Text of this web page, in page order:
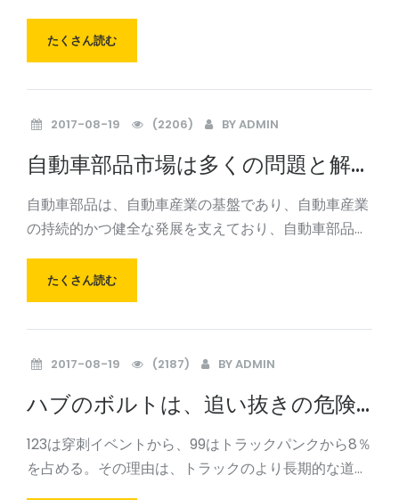
類の市場のために、私はどのように選択するかわから
ない多くの消費者。市場で偽造、自動車部品都市は今
日倹約され
たくさん読む
2017-08-19 (2206) BYADMIN
自動車部品市場は多くの問題と解決
策があります
自動車部品は、自動車産業の基盤であり、自動車産業
の持続的かつ健全な発展を支えており、自動車部品の
し、中国の現在の自動車部品市場はまだ多くの問題が
あり、これらの問題の存在は中国の自動車部品市場の
整然とした発
たくさん読む
2017-08-19 (2187) BYADMIN
ハブのボルトは、追い抜きの危険
から簡単に小さなロゴを差し込み
ます
123は穿刺イベントから、99はトラックパンクから8％
を占める。その理由は、トラックのより長期的な道